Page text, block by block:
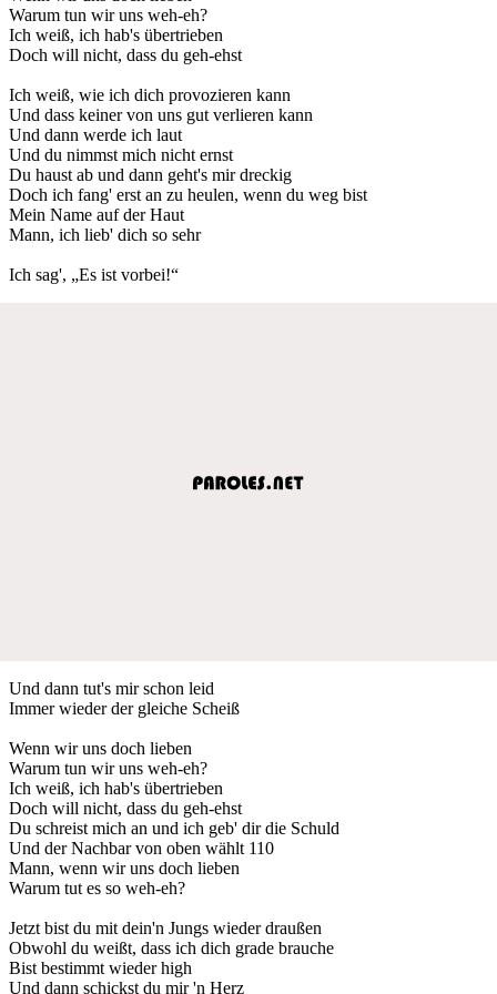
Warum tun wir uns weh-eh?
Ich weiß, ich hab's übertrieben
Doch will nicht, dass du geh-ehst
Ich weiß, wie ich dich provozieren kann
Und dass keiner von uns gut verlieren kann
Und dann werde ich laut
Und du nimmst mich nicht ernst
Du haust ab und dann geht's mir dreckig
Doch ich fang' erst an zu heulen, wenn du weg bist
Mein Name auf der Haut
Mann, ich lieb' dich so sehr
Ich sag', „Es ist vorbei!“
Und dann tut's mir schon leid
Immer wieder der gleiche Scheiß
Wenn wir uns doch lieben
Warum tun wir uns weh-eh?
Ich weiß, ich hab's übertrieben
Doch will nicht, dass du geh-ehst
Du schreist mich an und ich geb' dir die Schuld
Und der Nachbar von oben wählt 110
Mann, wenn wir uns doch lieben
Warum tut es so weh-eh?
Jetzt bist du mit dein'n Jungs wieder draußen
Obwohl du weißt, dass ich dich grade brauche
Bist bestimmt wieder high
Und dann schickst du mir 'n Herz